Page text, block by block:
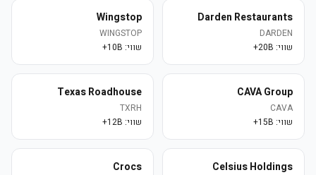
Darden Restaurants
DARDEN
שווי: 20B+
Wingstop
WINGSTOP
שווי: 10B+
CAVA Group
CAVA
שווי: 15B+
Texas Roadhouse
TXRH
שווי: 12B+
Celsius Holdings
Crocs